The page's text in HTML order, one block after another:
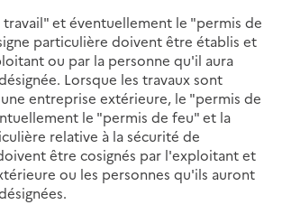
travail" et éventuellement le "permis de
particulière doivent être établis et
ou par la personne qu'il aura
Lorsque les travaux sont
entreprise extérieure, le "permis de
le "permis de feu" et la
relative à la sécurité de
être cosignés par l'exploitant et
ou les personnes qu'ils auront